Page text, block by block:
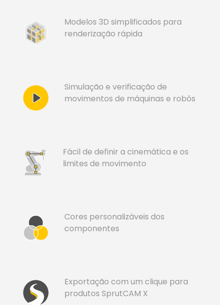
Modelos 3D simplificados para
renderização rápida
Simulação e verificação de
movimentos de máquinas e robôs
Fácil de definir a cinemática e os
limites de movimento
Cores personalizáveis dos
componentes
Exportação com um clique para
produtos SprutCAM X